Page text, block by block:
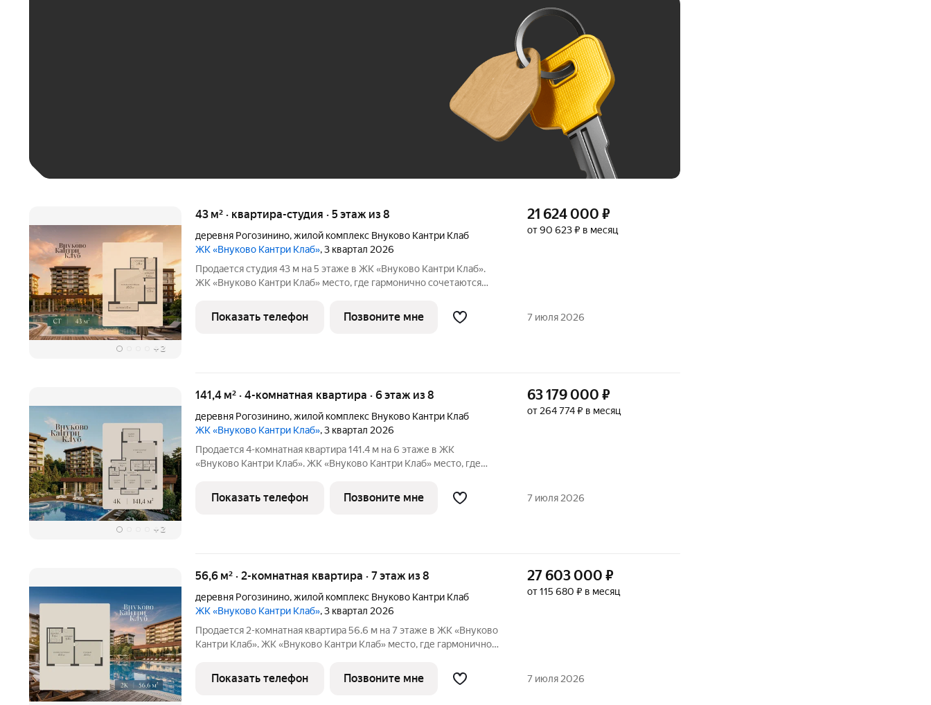
+ 2
43 м² · квартира-студия · 5 этаж из 8
деревня Рогозинино,жилой комплекс Внуково Кантри Клаб
ЖК «Внуково Кантри Клаб», 3 квартал 2026
Продается студия 43 м на 5 этаже в ЖК «Внуково Кантри Клаб».
ЖК «Внуково Кантри Клаб» место, где гармонично сочетаются
Пространство, созданное для тех, кто ценит уединение,
премиальный сервис и
21 624 000 ₽
от 90 623 ₽ в месяц
Показать телефон Позвоните мне 7 июля 2026
+ 2
141,4 м² · 4-комнатная квартира · 6 этаж из 8
деревня Рогозинино,жилой комплекс Внуково Кантри Клаб
ЖК «Внуково Кантри Клаб», 3 квартал 2026
Продается 4-комнатная квартира 141.4 м на 6 этаже в ЖК
«Внуково Кантри Клаб». ЖК «Внуково Кантри Клаб» место, где
современного мегаполиса. Пространство, созданное для тех, кто
ценит уединение,
63 179 000 ₽
от 264 774 ₽ в месяц
Показать телефон Позвоните мне 7 июля 2026
56,6 м² · 2-комнатная квартира · 7 этаж из 8
деревня Рогозинино,жилой комплекс Внуково Кантри Клаб
ЖК «Внуково Кантри Клаб», 3 квартал 2026
Продается 2-комнатная квартира 56.6 м на 7 этаже в ЖК «Внуково
Кантри Клаб». ЖК «Внуково Кантри Клаб» место, где гармонично
мегаполиса. Пространство, созданное для тех, кто ценит
уединение,
27 603 000 ₽
от 115 680 ₽ в месяц
Показать телефон Позвоните мне 7 июля 2026